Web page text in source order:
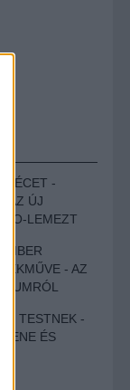
LÉCET -
AZ ÚJ
LEMEZT
- AZ
TESTNEK -
ÉS